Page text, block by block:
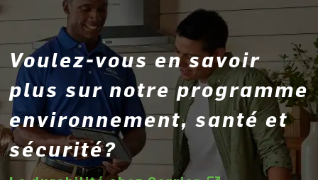
Voulez-vous en savoir
plus sur notre programme
environnement, santé et
sécurité?